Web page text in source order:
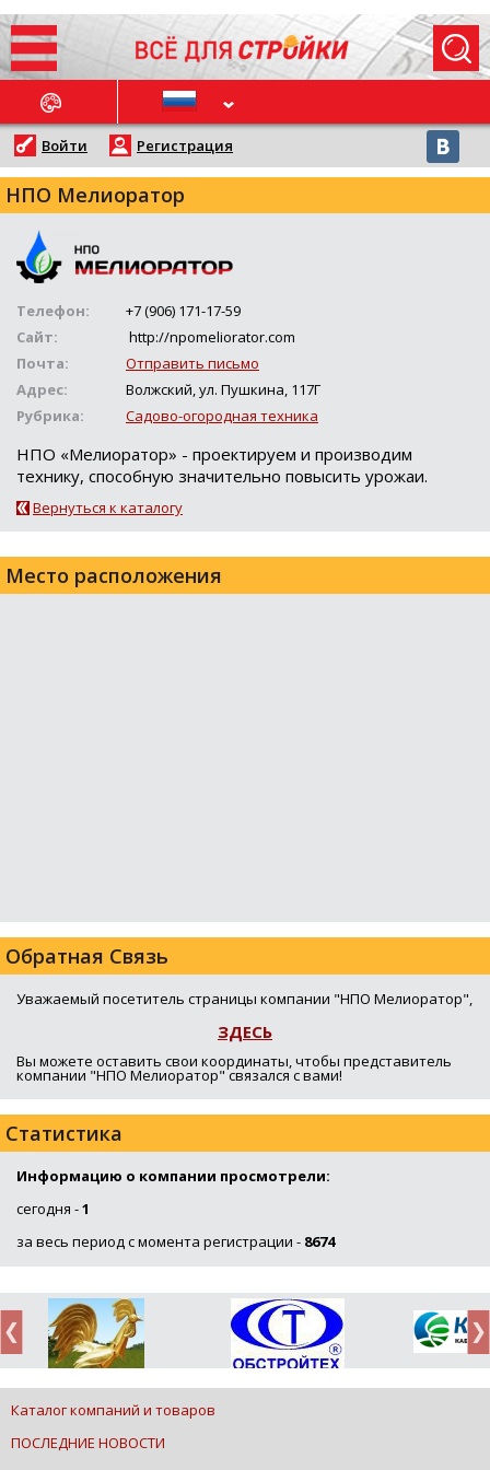
НОВОСТИ
Войти Регистрация
НПО Мелиоратор
Телефон:
+7 (906) 171-17-59
Сайт:
http://npomeliorator.com
Почта:
Отправить письмо
Адрес:
Волжский, ул. Пушкина, 117Г
Рубрика:
Садово-огородная техника
НПО «Мелиоратор» - проектируем и производим
технику, способную значительно повысить урожаи.
Вернуться к каталогу
Место расположения
Обратная Связь
Уважаемый посетитель страницы компании "НПО Мелиоратор",
ЗДЕСЬ
Вы можете оставить свои координаты, чтобы представитель
компании "НПО Мелиоратор" связался с вами!
Статистика
Информацию о компании просмотрели:
сегодня -1
за весь период с момента регистрации - 8674
Каталог компаний и товаров
ПОСЛЕДНИЕ НОВОСТИ